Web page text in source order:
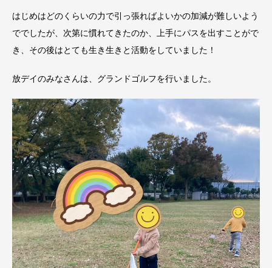
はじめはどのくらいの力で引っ張ればよいかの加減が難しいよう
ででしたが、次第に慣れてきたのか、上手にパスを出すことがで
き、その後はとても生き生きと活動をしていました！
放デイのみなさんは、グランドゴルフを行いました。